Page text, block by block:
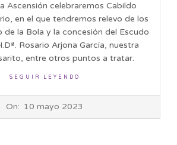
Ascensión celebraremos Cabildo
en el que tendremos relevo de los
de la Bola y la concesión del Escudo
Rosario Arjona García, nuestra
entre otros puntos a tratar.
SEGUIR LEYENDO
On: 10 mayo 2023